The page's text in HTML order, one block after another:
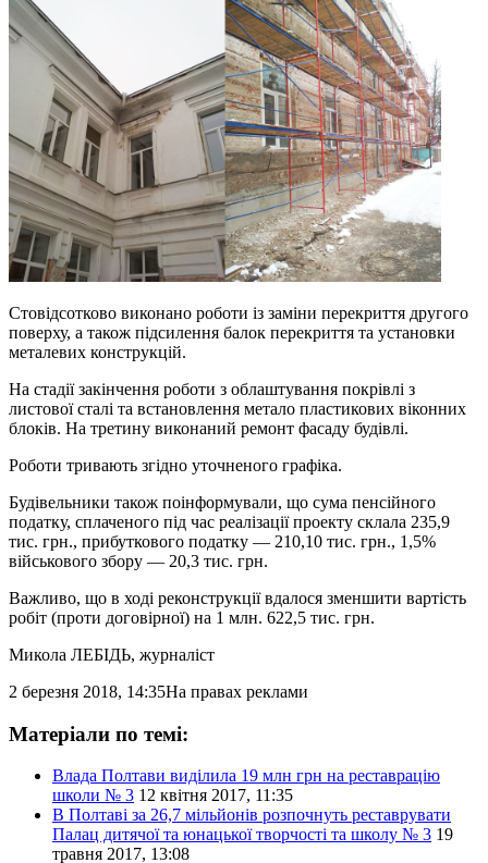
Стовідсотково виконано роботи із заміни перекриття другого
поверху, а також підсилення балок перекриття та установки
металевих конструкцій.
На стадії закінчення роботи з облаштування покрівлі з
листової сталі та встановлення метало пластикових віконних
блоків. На третину виконаний ремонт фасаду будівлі.
Роботи тривають згідно уточненого графіка.
Будівельники також поінформували, що сума пенсійного
податку, сплаченого під час реалізації проекту склала 235,9
тис. грн., прибуткового податку — 210,10 тис. грн., 1,5%
військового збору — 20,3 тис. грн.
Важливо, що в ході реконструкції вдалося зменшити вартість
робіт (проти договірної) на 1 млн. 622,5 тис. грн.
Микола ЛЕБІДЬ, журналіст
2 березня 2018, 14:35На правах реклами
Матеріали по темі:
Влада Полтави виділила 19 млн грн на реставрацію
школи № 3 12 квітня 2017, 11:35
В Полтаві за 26,7 мільйонів розпочнуть реставрувати
Палац дитячої та юнацької творчості та школу № 3 19
травня 2017, 13:08